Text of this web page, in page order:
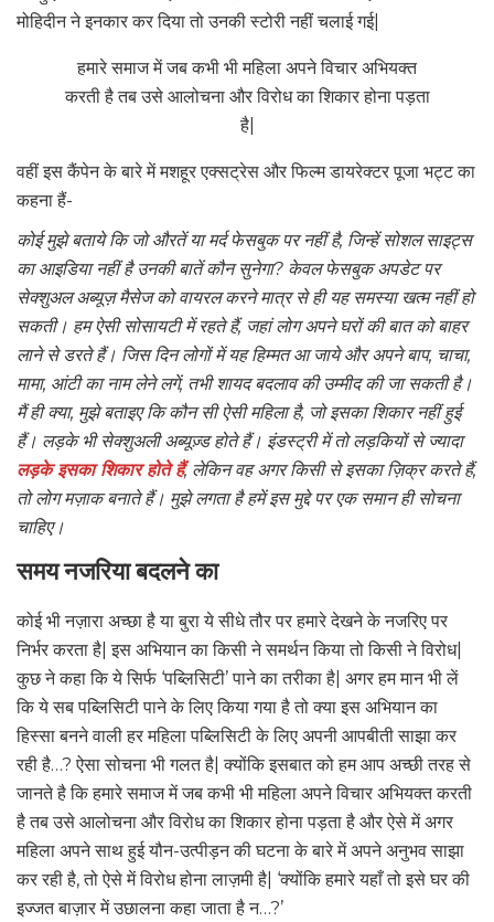
मोहिदीन ने इनकार कर दिया तो उनकी स्टोरी नहीं चलाई गई|
हमारे समाज में जब कभी भी महिला अपने विचार अभियक्त
करती है तब उसे आलोचना और विरोध का शिकार होना पड़ता
है|
वहीं इस कैंपेन के बारे में मशहूर एक्सट्रेस और फिल्म डायरेक्टर पूजा भट्ट का
कहना हैं-
कोई मुझे बताये कि जो औरतें या मर्द फेसबुक पर नहीं है, जिन्हें सोशल साइट्स
का आइडिया नहीं है उनकी बातें कौन सुनेगा? केवल फेसबुक अपडेट पर
सेक्शुअल अब्यूज़ मैसेज को वायरल करने मात्र से ही यह समस्या खत्म नहीं हो
सकती। हम ऐसी सोसायटी में रहते हैं, जहां लोग अपने घरों की बात को बाहर
लाने से डरते हैं। जिस दिन लोगों में यह हिम्मत आ जाये और अपने बाप, चाचा,
मामा, आंटी का नाम लेने लगें, तभी शायद बदलाव की उम्मीद की जा सकती है।
मैं ही क्या, मुझे बताइए कि कौन सी ऐसी महिला है, जो इसका शिकार नहीं हुई
हैं। लड़के भी सेक्शुअली अब्यूज़्ड होते हैं। इंडस्ट्री में तो लड़कियों से ज्यादा
लड़के इसका शिकार होते हैं,लेकिन वह अगर किसी से इसका ज़िक्र करते हैं,
तो लोग मज़ाक बनाते हैं। मुझे लगता है हमें इस मुद्दे पर एक समान ही सोचना
चाहिए।
समय नजरिया बदलने का
कोई भी नज़ारा अच्छा है या बुरा ये सीधे तौर पर हमारे देखने के नजरिए पर
निर्भर करता है| इस अभियान का किसी ने समर्थन किया तो किसी ने विरोध|
कुछ ने कहा कि ये सिर्फ ‘पब्लिसिटी’ पाने का तरीका है| अगर हम मान भी लें
कि ये सब पब्लिसिटी पाने के लिए किया गया है तो क्या इस अभियान का
हिस्सा बनने वाली हर महिला पब्लिसिटी के लिए अपनी आपबीती साझा कर
रही है…? ऐसा सोचना भी गलत है| क्योंकि इसबात को हम आप अच्छी तरह से
जानते है कि हमारे समाज में जब कभी भी महिला अपने विचार अभियक्त करती
है तब उसे आलोचना और विरोध का शिकार होना पड़ता है और ऐसे में अगर
महिला अपने साथ हुई यौन-उत्पीड़न की घटना के बारे में अपने अनुभव साझा
कर रही है, तो ऐसे में विरोध होना लाज़मी है| ‘क्योंकि हमारे यहाँ तो इसे घर की
इज्जत बाज़ार में उछालना कहा जाता है न…?’